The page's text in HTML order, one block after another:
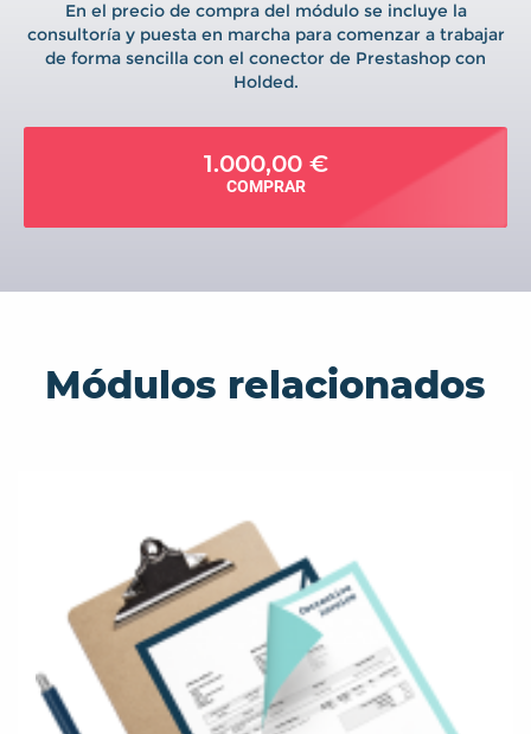
En el precio de compra del módulo se incluye la
consultoría y puesta en marcha para comenzar a trabajar
de forma sencilla con el conector de Prestashop con
Holded.
1.000,00 €
COMPRAR
Módulos relacionados